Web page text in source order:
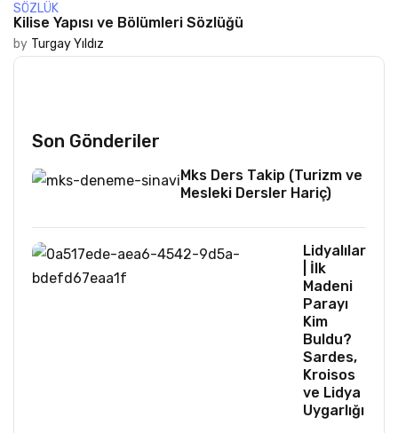
SÖZLÜK
Kilise Yapısı ve Bölümleri Sözlüğü
by Turgay Yıldız
Son Gönderiler
Mks Ders Takip (Turizm ve
Mesleki Dersler Hariç)
Lidyalılar
| İlk
Madeni
Parayı
Kim
Buldu?
Sardes,
Kroisos
ve Lidya
Uygarlığı